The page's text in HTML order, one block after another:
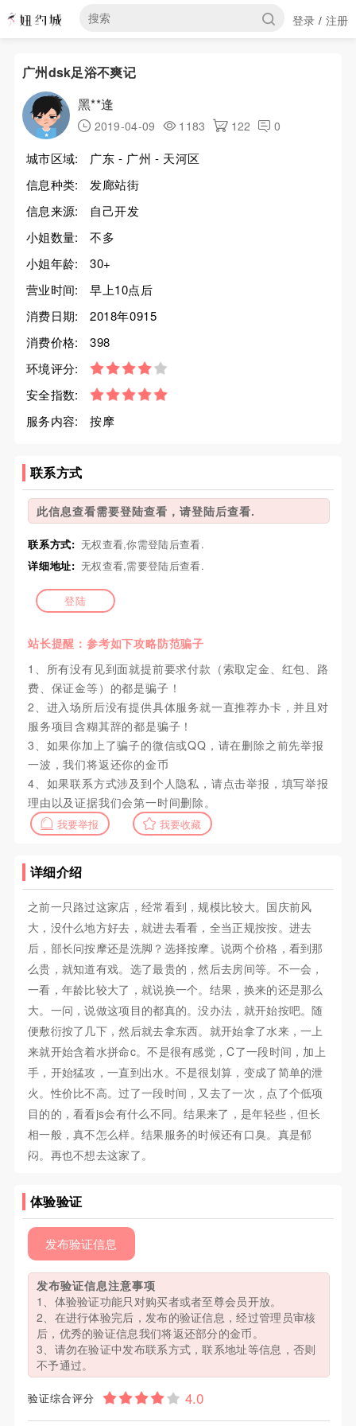
登录 / 注册
广州dsk足浴不爽记
黑**逢
2019-04-09 1183 122 0
城市区域:
广东 - 广州 - 天河区
信息种类:
发廊站街
信息来源:
自己开发
小姐数量:
不多
小姐年龄:
30+
营业时间:
早上10点后
消费日期:
2018年0915
消费价格:
398
环境评分:
安全指数:
服务内容:
按摩
联系方式
此信息查看需要登陆查看，请登陆后查看.
联系方式: 无权查看,你需登陆后查看.
详细地址: 无权查看,需要登陆后查看.
登陆
站长提醒：参考如下攻略防范骗子
1、所有没有见到面就提前要求付款（索取定金、红包、路
费、保证金等）的都是骗子！
2、进入场所后没有提供具体服务就一直推荐办卡，并且对
服务项目含糊其辞的都是骗子！
3、如果你加上了骗子的微信或QQ，请在删除之前先举报
一波，我们将返还你的金币
4、如果联系方式涉及到个人隐私，请点击举报，填写举报
理由以及证据我们会第一时间删除。
我要举报 我要收藏
详细介绍
之前一只路过这家店，经常看到，规模比较大。国庆前风
大，没什么地方好去，就进去看看，全当正规按按。进去
后，部长问按摩还是洗脚？选择按摩。说两个价格，看到那
么贵，就知道有戏。选了最贵的，然后去房间等。不一会，
一看，年龄比较大了，就说换一个。结果，换来的还是那么
大。一问，说做这项目的都真的。没办法，就开始按吧。随
便敷衍按了几下，然后就去拿东西。就开始拿了水来，一上
来就开始含着水拼命c。不是很有感觉，C了一段时间，加上
手，开始猛攻，一直到出水。不是很划算，变成了简单的泄
火。性价比不高。过了一段时间，又去了一次，点了个低项
目的的，看看js会有什么不同。结果来了，是年轻些，但长
相一般，真不怎么样。结果服务的时候还有口臭。真是郁
闷。再也不想去这家了。
体验验证
发布验证信息
发布验证信息注意事项
1、体验验证功能只对购买者或者至尊会员开放。
2、在进行体验完后，发布的验证信息，经过管理员审核
后，优秀的验证信息我们将返还部分的金币。
3、请勿在验证中发布联系方式，联系地址等信息，否则
不予通过。
验证综合评分